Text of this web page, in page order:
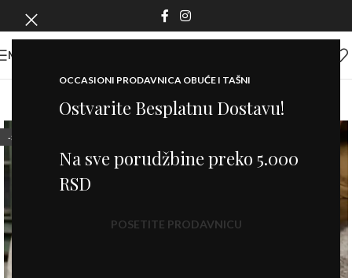
OCCASIONI PRODAVNICA OBUĆE I TAŠNI
Ostvarite Besplatnu Dostavu!
Na sve porudžbine preko 5.000
RSD
POSETITE PRODAVNICU
MENI
-50%